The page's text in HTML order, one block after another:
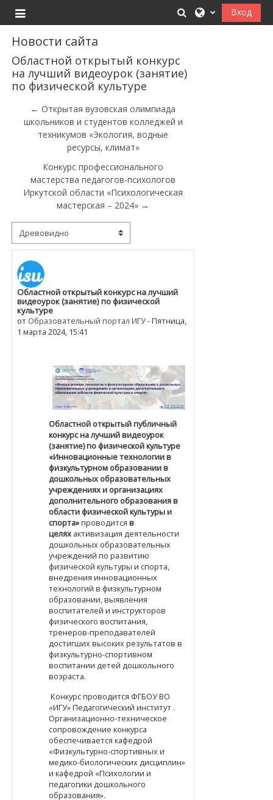
Боковая панель
ИзменитьВход
Новости сайта
Областной открытый конкурс
на лучший видеоурок (занятие)
по физической культуре
← Открытая вузовская олимпиада
школьников и студентов колледжей и
техникумов «Экология, водные
ресурсы, климат»
Конкурс профессионального
мастерства педагогов-психологов
Иркутской области «Психологическая
мастерская – 2024» →
Режим отображения
Областной открытый конкурс на лучший
видеоурок (занятие) по физической
культуре
от Образовательный портал ИГУ-Пятница,
1 марта 2024, 15:41
Количество ответов: 0
Областной открытый публичный
конкурс на лучший видеоурок
(занятие) по физической культуре
«Инновационные технологии в
физкультурном образовании в
дошкольных образовательных
учреждениях и организациях
дополнительного образования в
области физической культуры и
спорта»проводится в
целяхактивизация деятельности
дошкольных образовательных
учреждений по развитию
физической культуры и спорта,
внедрения инновационных
технологий в физкультурном
образовании, выявления
воспитателей и инструкторов
физического воспитания,
тренеров-преподавателей
достигших высоких результатов в
физкультурно-спортивном
воспитании детей дошкольного
возраста.
Конкурс проводится ФГБОУ ВО
«ИГУ» Педагогический институт .
Организационно-техническое
сопровождение конкурса
обеспечивается кафедрой
«Физкультурно-спортивных и
медико-биологических дисциплин»
и кафедрой «Психологии и
педагогики дошкольного
образования».